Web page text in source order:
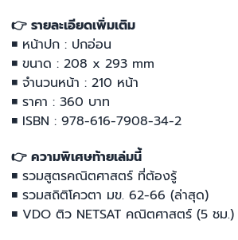
👉 รายละเอียดเพิ่มเติม
◾ หน้าปก : ปกอ่อน
◾ ขนาด : 208 x 293 mm
◾ จำนวนหน้า : 210 หน้า
◾ ราคา : 360 บาท
◾ ISBN : 978-616-7908-34-2
👉 ความพิเศษท้ายเล่มนี้
◾ รวมสูตรคณิตศาสตร์ ที่ต้องรู้
◾ รวมสถิติโควตา มข. 62-66 (ล่าสุด)
◾ VDO ติว NETSAT คณิตศาสตร์ (5 ชม.)